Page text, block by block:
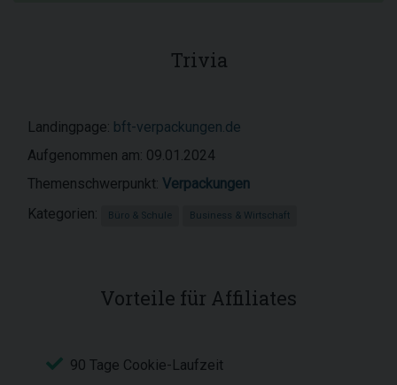
Trivia
Landingpage: bft-verpackungen.de
Aufgenommen am: 09.01.2024
Themenschwerpunkt: Verpackungen
Kategorien:
Büro & Schule Business & Wirtschaft
Vorteile für Affiliates
90 Tage Cookie-Laufzeit